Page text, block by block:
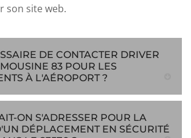
son site web.
DE CONTACTER DRIVER
83 POUR LES
À L'AÉROPORT ?
ON S'ADRESSER POUR LA
DÉPLACEMENT EN SÉCURITÉ